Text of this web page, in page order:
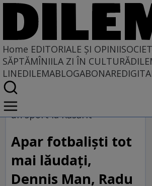
Home EDITORIALE ȘI OPINII
SĂPTĂMÎNIILA ZI ÎN CULTURĂ
LINEDILEMABLOGABONARE
Home
EDITORIALE ȘI OPINII
PE CE LUME TRĂIM
un sport la Răsărit
Apar fotbaliști tot
mai lăudați,
Dennis Man, Radu